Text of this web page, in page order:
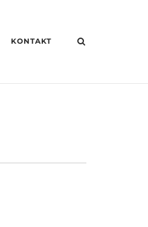
KONTAKT